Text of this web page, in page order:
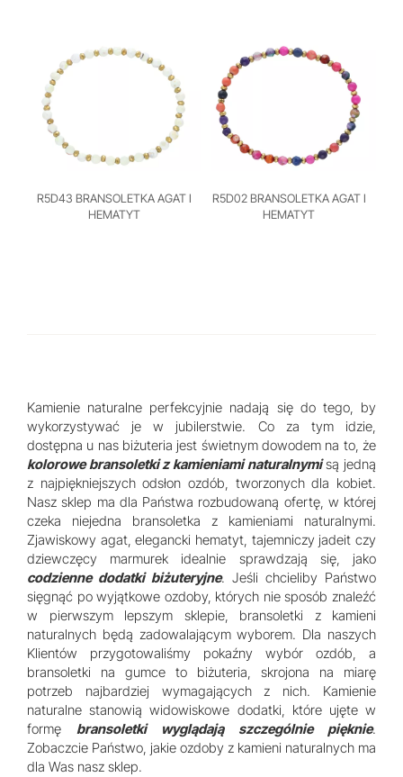
R5D43 BRANSOLETKA AGAT I
HEMATYT
R5D02 BRANSOLETKA AGAT I
HEMATYT
Kamienie naturalne perfekcyjnie nadają się do tego, by
wykorzystywać je w jubilerstwie. Co za tym idzie,
dostępna u nas biżuteria jest świetnym dowodem na to, że
kolorowe bransoletki z kamieniami naturalnymisą jedną
z najpiękniejszych odsłon ozdób, tworzonych dla kobiet.
Nasz sklep ma dla Państwa rozbudowaną ofertę, w której
czeka niejedna bransoletka z kamieniami naturalnymi.
Zjawiskowy agat, elegancki hematyt, tajemniczy jadeit czy
dziewczęcy marmurek idealnie sprawdzają się, jako
codzienne dodatki biżuteryjne. Jeśli chcieliby Państwo
sięgnąć po wyjątkowe ozdoby, których nie sposób znaleźć
w pierwszym lepszym sklepie, bransoletki z kamieni
naturalnych będą zadowalającym wyborem. Dla naszych
Klientów przygotowaliśmy pokaźny wybór ozdób, a
bransoletki na gumce to biżuteria, skrojona na miarę
potrzeb najbardziej wymagających z nich. Kamienie
naturalne stanowią widowiskowe dodatki, które ujęte w
formę bransoletki wyglądają szczególnie pięknie.
Zobaczcie Państwo, jakie ozdoby z kamieni naturalnych ma
dla Was nasz sklep.